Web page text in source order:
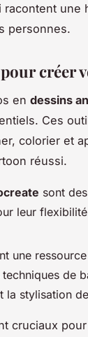
une
personnes.
créer
en dessins
Ces
colorier et
réussi.
sont
leur
une
de
la stylisation
cruciaux